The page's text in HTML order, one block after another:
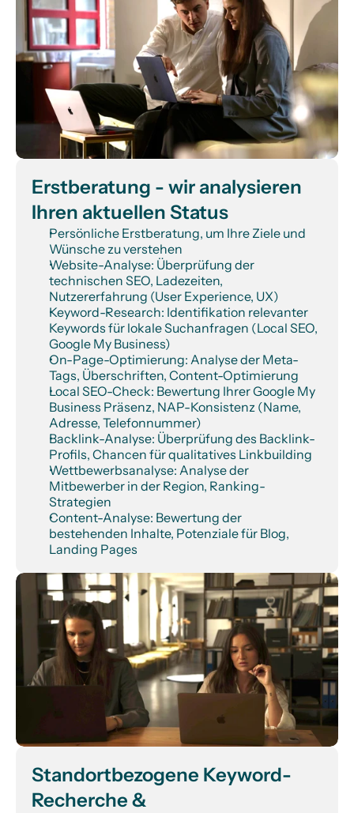
Erstberatung - wir analysieren
Ihren aktuellen Status
Persönliche Erstberatung, um Ihre Ziele und
Wünsche zu verstehen
Website-Analyse: Überprüfung der
technischen SEO, Ladezeiten,
Nutzererfahrung (User Experience, UX)
Keyword-Research: Identifikation relevanter
Keywords für lokale Suchanfragen (Local SEO,
Google My Business)
On-Page-Optimierung: Analyse der Meta-
Tags, Überschriften, Content-Optimierung
Local SEO-Check: Bewertung Ihrer Google My
Business Präsenz, NAP-Konsistenz (Name,
Adresse, Telefonnummer)
Backlink-Analyse: Überprüfung des Backlink-
Profils, Chancen für qualitatives Linkbuilding
Wettbewerbsanalyse: Analyse der
Mitbewerber in der Region, Ranking-
Strategien
Content-Analyse: Bewertung der
bestehenden Inhalte, Potenziale für Blog,
Landing Pages
Standortbezogene Keyword-
Recherche &